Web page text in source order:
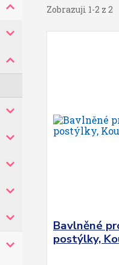
Zobrazuji 1-2 z 2
Bavlněné
postýlky,